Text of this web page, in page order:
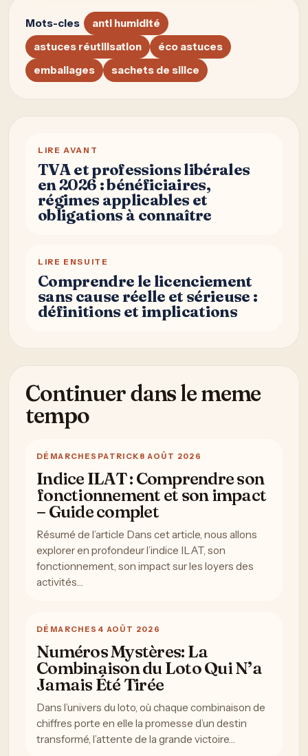
Mots-cles
anti humidité
astuces réutilisation
éco astuces
emballages
sachets de silice
LIRE AVANT
TVA et professions libérales
en 2026 : bénéficiaires,
régimes applicables et
obligations à connaître
LIRE ENSUITE
Comprendre le licenciement
sans cause réelle et sérieuse :
définitions et implications
Continuer dans le meme
tempo
DÉMARCHES PATRICK 8 AOÛT 2026
Indice ILAT : Comprendre son
fonctionnement et son impact
– Guide complet
Résumé de l’article Dans cet article, nous allons
explorer en profondeur l’indice ILAT, son
fonctionnement, son impact sur les loyers des
activités…
DÉMARCHES 4 AOÛT 2026
Numéros Mystères: La
Combinaison du Loto Qui N’a
Jamais Été Tirée
Dans l’univers du loto, où chaque combinaison de
chiffres porte en elle la promesse d’un destin
transformé, l’attente de la grande victoire…